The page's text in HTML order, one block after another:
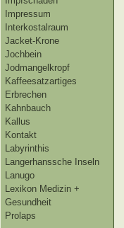
Impressum
Interkostalraum
Jacket-Krone
Jochbein
Jodmangelkropf
Kaffeesatzartiges
Erbrechen
Kahnbauch
Kallus
Kontakt
Labyrinthis
Langerhanssche Inseln
Lanugo
Lexikon Medizin +
Gesundheit
Prolaps